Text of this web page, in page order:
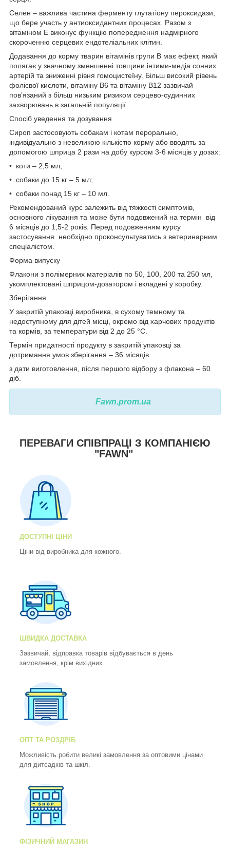
Селен – важлива частина ферменту глутатіону пероксидази,
що бере участь у антиоксидантних процесах. Разом з
вітаміном Е виконує функцію попередження надмірного
скороченню серцевих ендотеліальних клітин.
Додавання до корму тварин вітамінів групи В має ефект, який
полягає у значному зменшенні товщини інтими-медіа сонних
артерій та зниженні рівня гомоцистеїну. Більш високий рівень
фолієвої кислоти, вітаміну В6 та вітаміну В12 зазвичай
пов’язаний з більш низьким ризиком серцево-судинних
захворювань в загальній популяції.
Спосіб уведення та дозування
Сироп застосовують собакам і котам перорально,
індивідуально з невеликою кількістю корму або вводять за
допомогою шприца 2 рази на добу курсом 3-6 місяців у дозах:
• коти – 2,5 мл;
• собаки до 15 кг – 5 мл;
• собаки понад 15 кг – 10 мл.
Рекомендований курс залежить від тяжкості симптомів,
основного лікування та може бути подовжений на термін від
6 місяців до 1,5-2 років. Перед подовженням курсу
застосування необхідно проконсультуватись з ветеринарним
спеціалістом.
Форма випуску
Флакони з полімерних матеріалів по 50, 100, 200 та 250 мл,
укомплектовані шприцом-дозатором і вкладені у коробку.
Зберігання
У закритій упаковці виробника, в сухому темному та
недоступному для дітей місці, окремо від харчових продуктів
та кормів, за температури від 2 до 25 °С.
Термін придатності продукту в закритій упаковці за
дотримання умов зберігання – 36 місяців
з дати виготовлення, після першого відбору з флакона – 60
діб.
Fawn.prom.ua
ПЕРЕВАГИ СПІВПРАЦІ З КОМПАНІЄЮ
"FAWN"
ДОСТУПНІ ЦІНИ
Ціни від виробника для кожного.
ШВИДКА ДОСТАВКА
Зазвичай, відправка товарів відбувається в день
замовлення, крім вихідних.
ОПТ ТА РОЗДРІБ
Можливість робити великі замовлення за оптовими цінами
для дитсадків та шкіл.
ФІЗИЧНИЙ МАГАЗИН